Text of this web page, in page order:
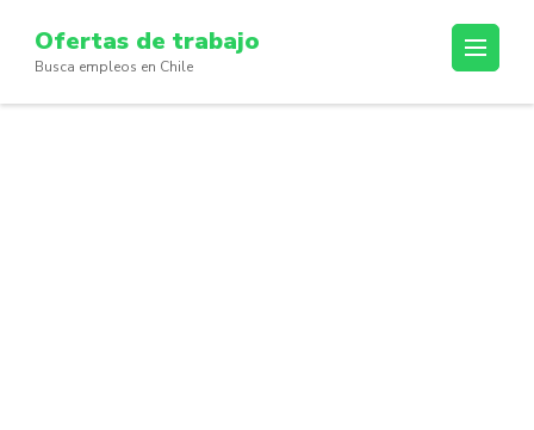
content
(Press
Ofertas de trabajo
Busca empleos en Chile